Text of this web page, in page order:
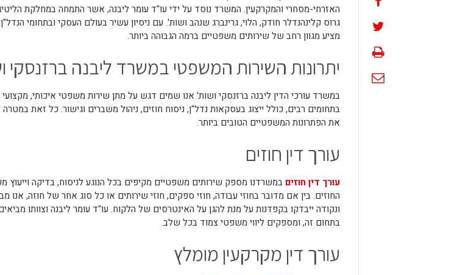
האזרחי-מסחרי והמקרקעין. המשרד נוסד על ידי עו"ד עומר ליבנה, אשר התמחה במחלקת
גרוס קלינהנדלר חודק, הלוי, גרינברג שנהב ושות'. עם ניסיון עשיר בעולם העסקי ובתחומי
מציע מגוון רחב של שירותים משפטיים ברמה הגבוהה ביותר.
יתרונות השירות המשפטי במשרד ליבנה ברזנסקי
במשרד עורכי הדין ליבנה ברזנסקי ושות' אנו שמים דגש על מתן שירות משפטי איכותי, מקצועי
בתחומים רבים, כולל ייצוג בעסקאות נדל"ן, ניסוח חוזים, ניהול משברים וגישור. כל זאת במטרה
את הפתרונות המשפטיים הטובים ביותר.
עורך דין חוזים
עורך דין חוזים במשרדנו מספק שירותים משפטיים מקיפים בכל הנוגע לניסוח, בדיקה וייעוץ
החוזים. בין אם מדובר בחוזי עבודה, חוזי ספקים, חוזי שירותים או כל סוג אחר של חוזה, אנו
ונקודה ייבדקו בקפדנות על מנת להגן על האינטרסים של הלקוח. עו"ד עומר ליבנה וצוותו
בתחום זה, ומספקים ליווי משפטי צמוד בכל שלב.
עורך דין מקרקעין מומלץ